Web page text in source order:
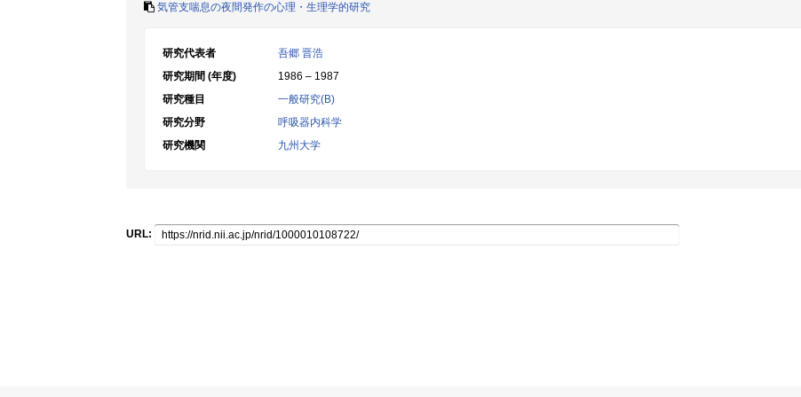
気管支喘息の夜間発作の心理・生理学的研究
研究代表者
吾郷 晋浩
研究期間 (年度)
1986 – 1987
研究種目
一般研究(B)
研究分野
呼吸器内科学
研究機関
九州大学
URL: